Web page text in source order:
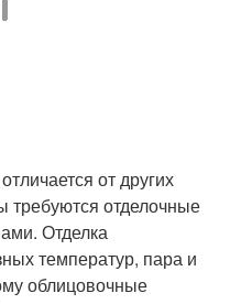
от других
требуются отделочные
Отделка
температур, пара и
облицовочные